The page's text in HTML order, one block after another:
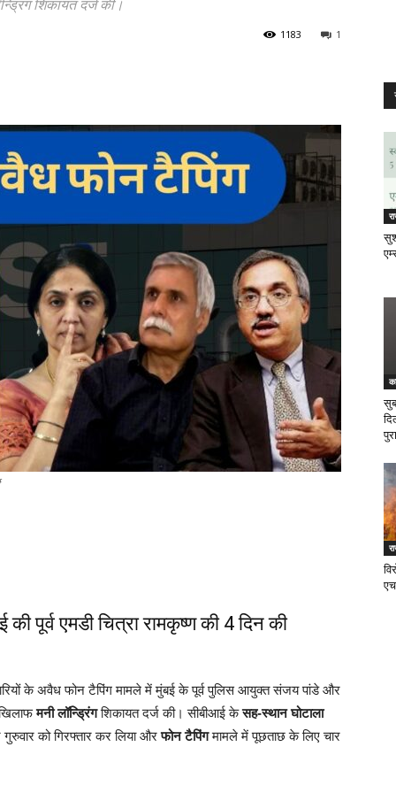
शिकायत दर्ज की।
1
1183
पूर्व एमडी चित्रा रामकृष्ण की 4 दिन की
के अवैध फोन टैपिंग मामले में मुंबई के पूर्व पुलिस आयुक्त संजय पांडे और
मनी लॉन्ड्रिंगशिकायत दर्ज की। सीबीआई केसह-स्थान घोटाला
को गिरफ्तार कर लिया औरफोन टैपिंगमामले में पूछताछ के लिए चार